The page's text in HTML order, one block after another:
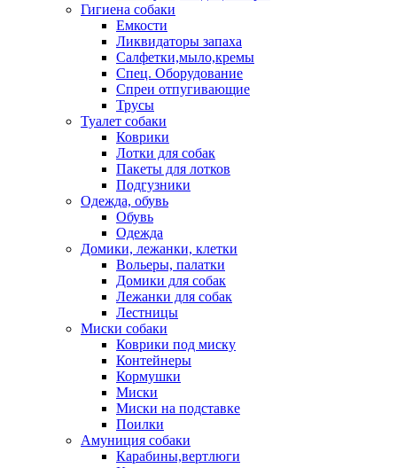
Гигиена собаки
Емкости
Ликвидаторы запаха
Салфетки,мыло,кремы
Спец. Оборудование
Спреи отпугивающие
Трусы
Туалет собаки
Коврики
Лотки для собак
Пакеты для лотков
Подгузники
Одежда, обувь
Обувь
Одежда
Домики, лежанки, клетки
Вольеры, палатки
Домики для собак
Лежанки для собак
Лестницы
Миски собаки
Коврики под миску
Контейнеры
Кормушки
Миски
Миски на подставке
Поилки
Амуниция собаки
Карабины,вертлюги